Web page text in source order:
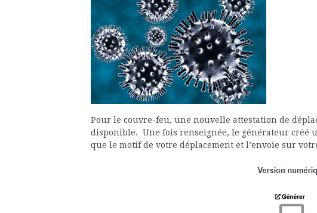
Pour le couvre-feu, une nouvelle attestation de
disponible. Une fois renseignée, le générateur créé
que le motif de votre déplacement et l’envoie sur